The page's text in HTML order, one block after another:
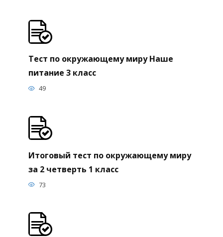
Тест по окружающему миру Наше
питание 3 класс
49
Итоговый тест по окружающему миру
за 2 четверть 1 класс
73